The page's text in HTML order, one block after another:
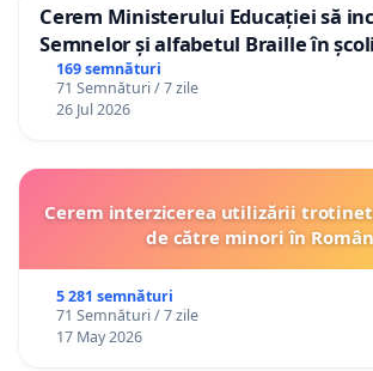
Cerem Ministerului Educației să
Semnelor și alfabetul Braille în
Republica Moldova!
169 semnături
71 Semnături / 7 zile
26 Jul 2026
Cerem interzicerea utilizării
de către minori în
5 281 semnături
71 Semnături / 7 zile
17 May 2026